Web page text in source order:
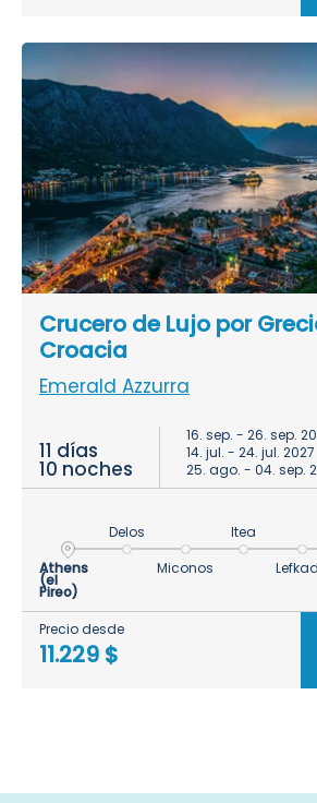
Crucero de Lujo por
Croacia
Emerald Azzurra
11 días
10 noches
16. sep. - 26. sep.
14. jul. - 24. jul. 2027
25. ago. - 04. sep.
Athens
(el
Pireo)
Delos
Miconos
Itea
Precio desde
11.229 $